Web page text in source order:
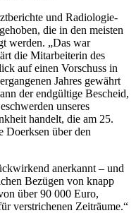
und Radiologie-
die in den meisten
werden. „Das war
die Mitarbeiterin des
auf einen Vorschuss in
Jahres gewährt
der endgültige Bescheid,
unseres
handelt, die am 25.
Doerksen über den
anerkannt – und
Bezügen von knapp
über 90 000 Euro,
verstrichenen Zeiträume.“